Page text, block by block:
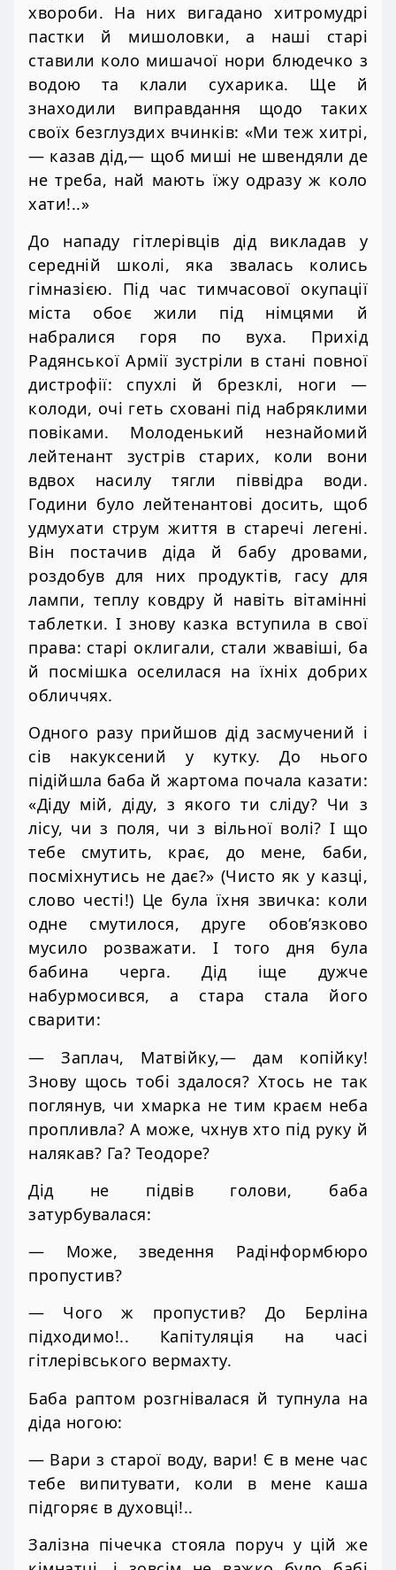
хвороби. На них вигадано хитромудрі
пастки й мишоловки, а наші старі
ставили коло мишачої нори блюдечко з
водою та клали сухарика. Ще й
знаходили виправдання щодо таких
своїх безглуздих вчинків: «Ми теж хитрі,
— казав дід,— щоб миші не швендяли де
не треба, най мають їжу одразу ж коло
хати!..»
До нападу гітлерівців дід викладав у
середній школі, яка звалась колись
гімназією. Під час тимчасової окупації
міста обоє жили під німцями й
набралися горя по вуха. Прихід
Радянської Армії зустріли в стані повної
дистрофії: спухлі й брезклі, ноги —
колоди, очі геть сховані під набряклими
повіками. Молоденький незнайомий
лейтенант зустрів старих, коли вони
вдвох насилу тягли піввідра води.
Години було лейтенантові досить, щоб
удмухати струм життя в старечі легені.
Він постачив діда й бабу дровами,
роздобув для них продуктів, гасу для
лампи, теплу ковдру й навіть вітамінні
таблетки. І знову казка вступила в свої
права: старі оклигали, стали жвавіші, ба
й посмішка оселилася на їхніх добрих
обличчях.
Одного разу прийшов дід засмучений і
сів накуксений у кутку. До нього
підійшла баба й жартома почала казати:
«Діду мій, діду, з якого ти сліду? Чи з
лісу, чи з поля, чи з вільної волі? І що
тебе смутить, крає, до мене, баби,
посміхнутись не дає?» (Чисто як у казці,
слово честі!) Це була їхня звичка: коли
одне смутилося, друге обов’язково
мусило розважати. І того дня була
бабина черга. Дід іще дужче
набурмосився, а стара стала його
сварити:
— Заплач, Матвійку,— дам копійку!
Знову щось тобі здалося? Хтось не так
поглянув, чи хмарка не тим краєм неба
пропливла? А може, чхнув хто під руку й
налякав? Га? Теодоре?
Дід не підвів голови, баба
затурбувалася:
— Може, зведення Радінформбюро
пропустив?
— Чого ж пропустив? До Берліна
підходимо!.. Капітуляція на часі
гітлерівського вермахту.
Баба раптом розгнівалася й тупнула на
діда ногою:
— Вари з старої воду, вари! Є в мене час
тебе випитувати, коли в мене каша
підгоряє в духовці!..
Залізна пічечка стояла поруч у цій же